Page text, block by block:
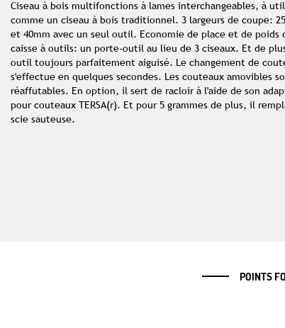
Ciseau à bois multifonctions à lames interchangeables, à
comme un ciseau à bois traditionnel. 3 largeurs de coupe:
et 40mm avec un seul outil. Economie de place et de poids
caisse à outils: un porte-outil au lieu de 3 ciseaux. Et de
outil toujours parfaitement aiguisé. Le changement de
s'effectue en quelques secondes. Les couteaux amovibles
réaffutables. En option, il sert de racloir à l'aide de son
pour couteaux TERSA(r). Et pour 5 grammes de plus, il
scie sauteuse.
POINTS